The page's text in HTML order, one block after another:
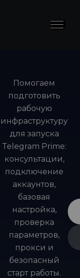
Помогаем
подготовить
рабочую
инфраструктуру
для запуска
Telegram Prime:
консультации,
подключение
аккаунтов,
базовая
настройка,
проверка
параметров,
прокси и
безопасный
старт работы.